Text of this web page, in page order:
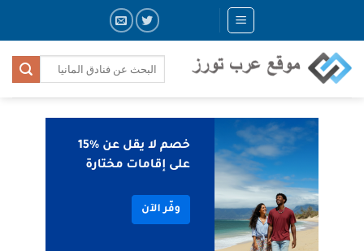
content